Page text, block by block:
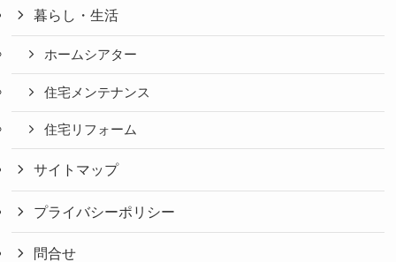
暮らし・生活
ホームシアター
住宅メンテナンス
住宅リフォーム
サイトマップ
プライバシーポリシー
問合せ